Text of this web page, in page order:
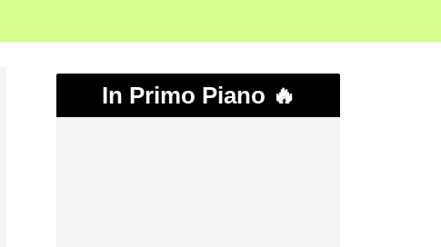
In Primo Piano 🔥